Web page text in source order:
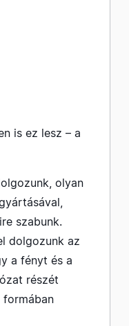
is ez lesz – a
olyan
szabunk.
dolgozunk az
a fényt és a
részét
formában